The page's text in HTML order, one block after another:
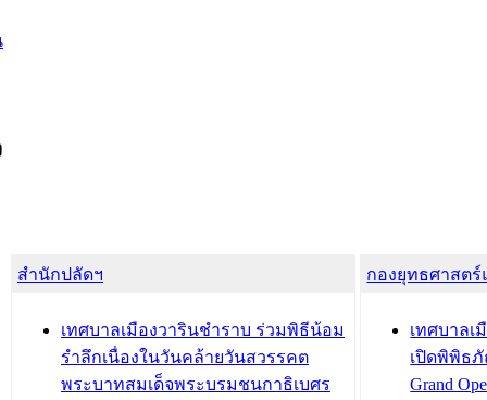
สำนักปลัดฯ
เทศบาลเมืองวารินชำราบ ร่วมพิธีน้อม
รำลึกเนื่องในวันคล้ายวันสวรรคต
พระบาทสมเด็จพระบรมชนกาธิเบศร
กองยุทธศาสต
เทศบาลเ
เปิดพิพิธภั
Grand